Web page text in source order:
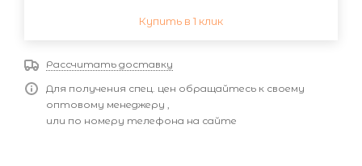
Купить в 1 клик
Рассчитать доставку
Для получения спец. цен обращайтесь к своему
оптовому менеджеру ,
или по номеру телефона на сайте